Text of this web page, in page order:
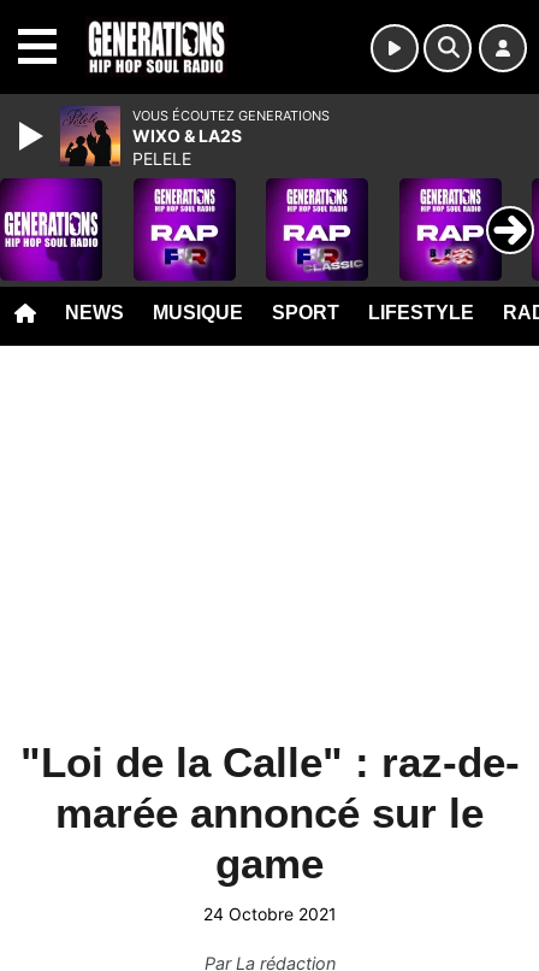
NEWS MUSIQUE SPORT LIFESTYLE
"Loi de la Calle" : raz-de-
marée annoncé sur le
game
24 Octobre 2021
ParLa rédaction
VOUS ÉCOUTEZ GENERATIONS
WIXO & LA2S
PELELE